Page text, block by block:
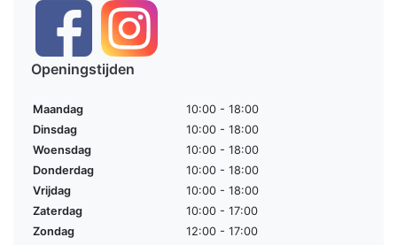
Openingstijden
Maandag
10:00 - 18:00
Dinsdag
10:00 - 18:00
Woensdag
10:00 - 18:00
Donderdag
10:00 - 18:00
Vrijdag
10:00 - 18:00
Zaterdag
10:00 - 17:00
Zondag
12:00 - 17:00